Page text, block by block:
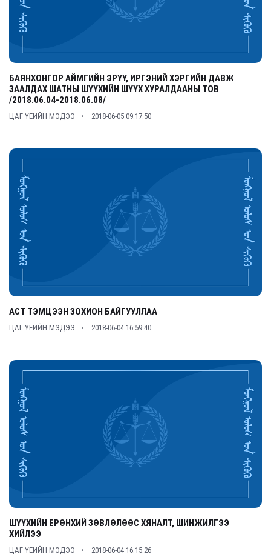
БАЯНХОНГОР АЙМГИЙН ЭРҮҮ, ИРГЭНИЙ ХЭРГИЙН ДАВЖ
ЗААЛДАХ ШАТНЫ ШҮҮХИЙН ШҮҮХ ХУРАЛДААНЫ ТОВ
/2018.06.04-2018.06.08/
ЦАГ ҮЕИЙН МЭДЭЭ 2018-06-05 09:17:50
АСТ ТЭМЦЭЭН ЗОХИОН БАЙГУУЛЛАА
ЦАГ ҮЕИЙН МЭДЭЭ 2018-06-04 16:59:40
ШҮҮХИЙН ЕРӨНХИЙ ЗӨВЛӨЛӨӨС ХЯНАЛТ, ШИНЖИЛГЭЭ
ХИЙЛЭЭ
ЦАГ ҮЕИЙН МЭДЭЭ 2018-06-04 16:15:26